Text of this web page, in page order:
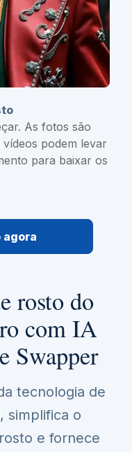
As fotos são
podem levar
para baixar os
agora
rosto do
com IA
Swapper
tecnologia de
simplifica o
e fornece